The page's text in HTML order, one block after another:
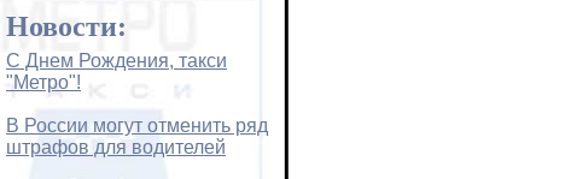
Новости:
С Днем Рождения, такси
"Метро"!
В России могут отменить ряд
штрафов для водителей